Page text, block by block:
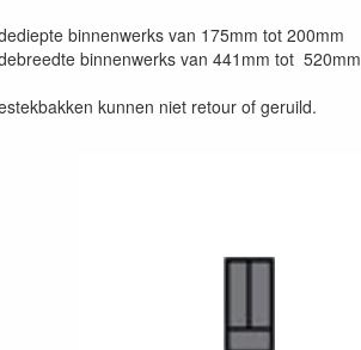
binnenwerks van 175mm tot 200mm
binnenwerks van 441mm tot 520mm
kunnen niet retour of geruild.